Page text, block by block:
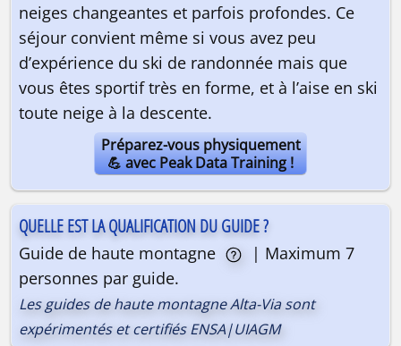
neiges changeantes et parfois profondes. Ce
séjour convient même si vous avez peu
d’expérience du ski de randonnée mais que
vous êtes sportif très en forme, et à l’aise en ski
toute neige à la descente.
Préparez-vous physiquement
💪 avec Peak Data Training !
QUELLE EST LA QUALIFICATION DU GUIDE ?
Guide de haute montagne
| Maximum 7
personnes par guide.
Les guides de haute montagne Alta-Via sont
expérimentés et certifiés ENSA|UIAGM